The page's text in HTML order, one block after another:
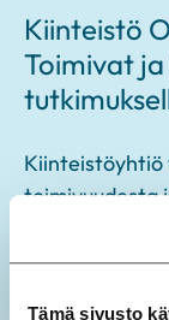
Tämä sivusto
Kiinteistö
Toimivat
Kiinteistöyhtiö
toimivuudesta
varmistaen,
ympäristöt